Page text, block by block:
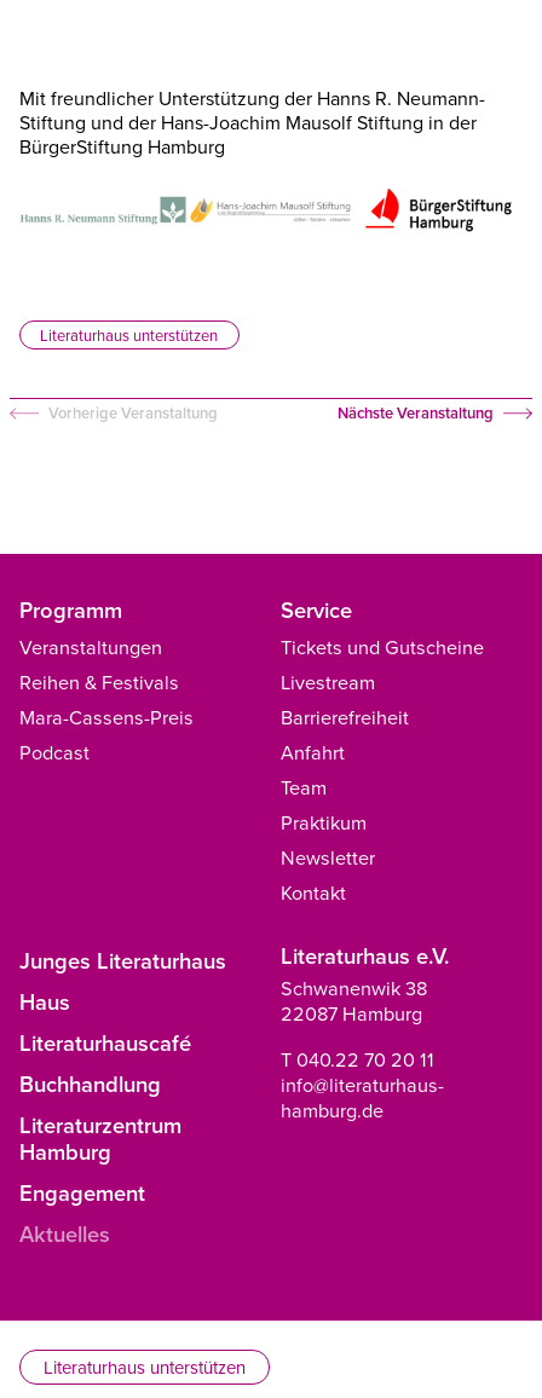
Mit freundlicher Unterstützung der Hanns R. Neumann-
Stiftung und der Hans-Joachim Mausolf Stiftung in der
BürgerStiftung Hamburg
© Hans-Joachim
© BürgerStiftung
Literaturhaus unterstützen
Vorherige Veranstaltung Nächste Veranstaltung
Programm
Veranstaltungen
Reihen & Festivals
Mara-Cassens-Preis
Podcast
Service
Tickets und Gutscheine
Livestream
Barrierefreiheit
Anfahrt
Team
Praktikum
Newsletter
Kontakt
Junges Literaturhaus
Haus
Literaturhauscafé
Buchhandlung
Literaturzentrum
Hamburg
Engagement
Aktuelles
Literaturhaus e.V.
Schwanenwik 38
22087 Hamburg
T 040.22 70 20 11
info@literaturhaus-
hamburg.de
Literaturhaus unterstützen